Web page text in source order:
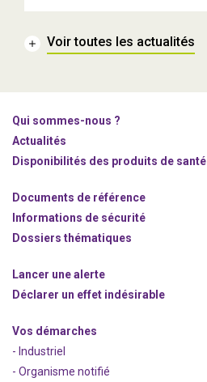
Voir toutes les actualités
Qui sommes-nous ?
Actualités
Disponibilités des produits de santé
Documents de référence
Informations de sécurité
Dossiers thématiques
Lancer une alerte
Déclarer un effet indésirable
Vos démarches
- Industriel
- Organisme notifié